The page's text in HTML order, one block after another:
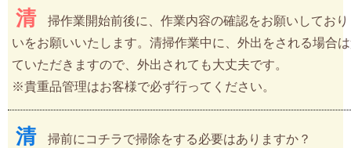
清
掃作業開始前後に、作業内容の確認をお願いしてお
いをお願いいたします。清掃作業中に、外出をされる場合
ていただきますので、外出されても大丈夫です。
※貴重品管理はお客様で必ず行ってください。
清 掃前にコチラで掃除をする必要はありますか？